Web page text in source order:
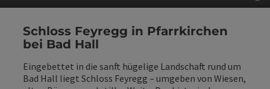
Schloss Feyregg in Pfarrkirchen
bei Bad Hall
Eingebettet in die sanft hügelige Landschaft rund um
Bad Hall liegt Schloss Feyregg – umgeben von Wiesen,